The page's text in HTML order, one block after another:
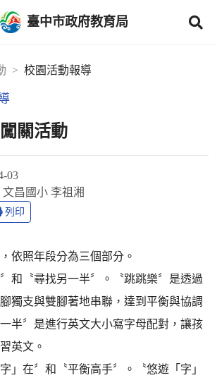
臺中市政府教育局
校園活動報導
關活動
03
文昌國小 李祖湘
列印
依照年段分為三個部分。
和〝尋找另一半〞。〝跳跳樂〞是透過
獨支與雙腳著地串聯，達到平衡與協調
半〞是進行英文大小寫字母配對，讓孩
英文。
」在〞和〝平衡高手〞。〝悠遊「字」